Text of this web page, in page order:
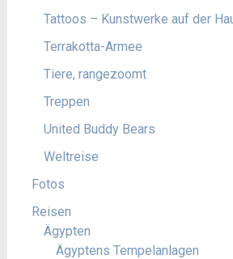
Tattoos – Kunstwerke auf der
Terrakotta-Armee
Tiere, rangezoomt
Treppen
United Buddy Bears
Weltreise
Fotos
Reisen
Ägypten
Ägyptens Tempelanlagen